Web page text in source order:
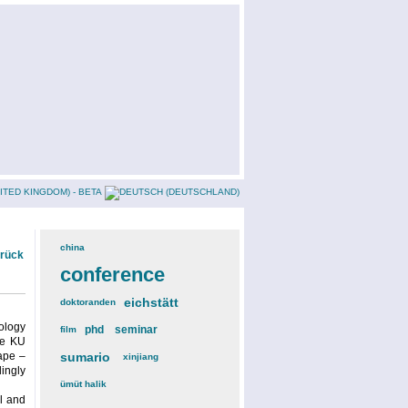
KU
–
and
china(3)
conference(12)
doktoranden(3)eichstätt
film(2)phd (4)seminar
sumario (6)xinjiang(2)
ümüt halik(2)